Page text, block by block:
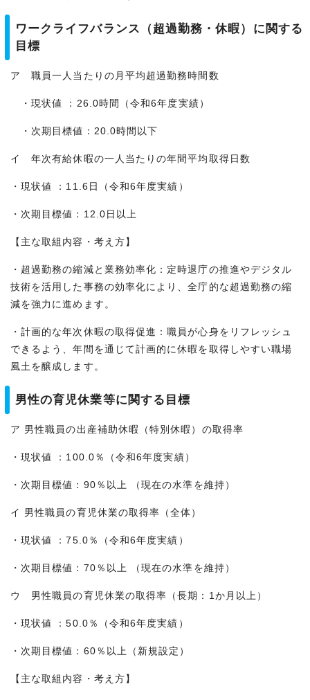
ワークライフバランス（超過勤務・休暇）に関する
目標
ア 職員一人当たりの月平均超過勤務時間数
・現状値 ：26.0時間（令和6年度実績）
・次期目標値：20.0時間以下
イ 年次有給休暇の一人当たりの年間平均取得日数
・現状値 ：11.6日（令和6年度実績）
・次期目標値：12.0日以上
【主な取組内容・考え方】
・超過勤務の縮減と業務効率化：定時退庁の推進やデジタル
技術を活用した事務の効率化により、全庁的な超過勤務の縮
減を強力に進めます。
・計画的な年次休暇の取得促進：職員が心身をリフレッシュ
できるよう、年間を通じて計画的に休暇を取得しやすい職場
風土を醸成します。
男性の育児休業等に関する目標
ア 男性職員の出産補助休暇（特別休暇）の取得率
・現状値 ：100.0％（令和6年度実績）
・次期目標値：90％以上 （現在の水準を維持）
イ 男性職員の育児休業の取得率（全体）
・現状値 ：75.0％（令和6年度実績）
・次期目標値：70％以上 （現在の水準を維持）
ウ 男性職員の育児休業の取得率（長期：1か月以上）
・現状値 ：50.0％（令和6年度実績）
・次期目標値：60％以上（新規設定）
【主な取組内容・考え方】